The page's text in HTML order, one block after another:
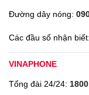
Đường dây nóng:
Các đầu số nhận biết:
VINAPHONE
Tổng đài 24/24: